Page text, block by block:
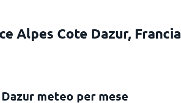
Alpes Cote Dazur, Francia
meteo per mese